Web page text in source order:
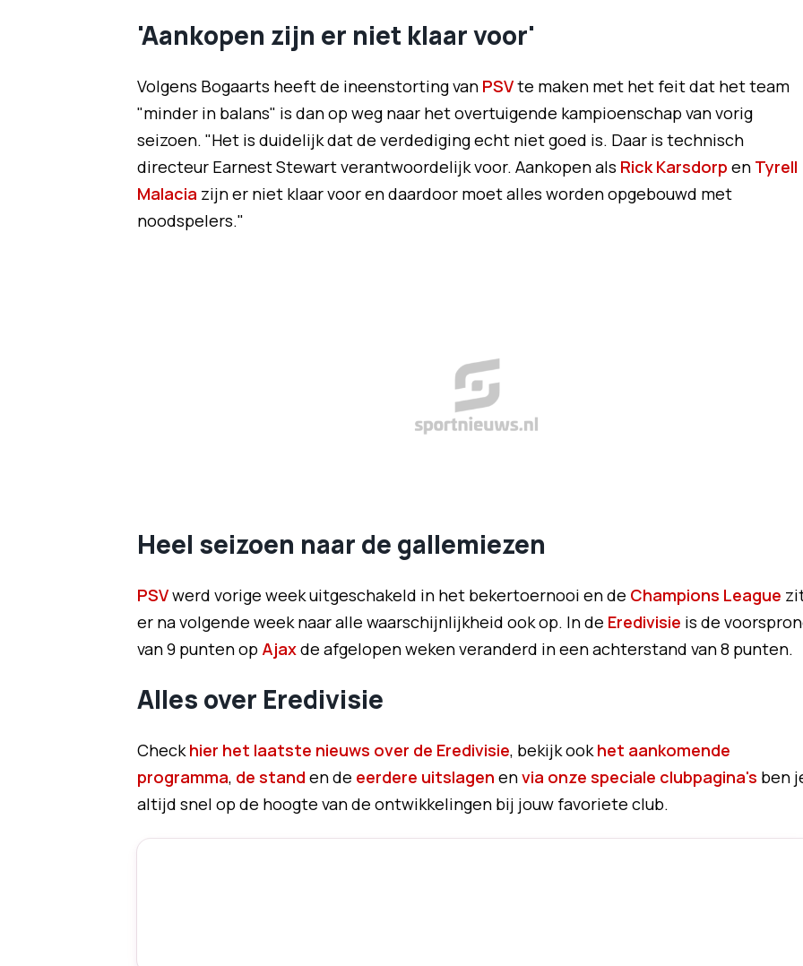
'Aankopen zijn er niet klaar voor'
Volgens Bogaarts heeft de ineenstorting van PSVte maken met het feit dat het team
"minder in balans" is dan op weg naar het overtuigende kampioenschap van vorig
seizoen. "Het is duidelijk dat de verdediging echt niet goed is. Daar is technisch
directeur Earnest Stewart verantwoordelijk voor. Aankopen als Rick Karsdorp en Tyrell
Malacia zijn er niet klaar voor en daardoor moet alles worden opgebouwd met
noodspelers."
Heel seizoen naar de gallemiezen
PSVwerd vorige week uitgeschakeld in het bekertoernooi en de Champions League
er na volgende week naar alle waarschijnlijkheid ook op. In de Eredivisie is de
van 9 punten op Ajaxde afgelopen weken veranderd in een achterstand van 8 punten.
Alles over Eredivisie
Checkhier het laatste nieuws over de Eredivisie, bekijk ookhet aankomende
programma, de stand en de eerdere uitslagen envia onze speciale clubpagina's ben
altijd snel op de hoogte van de ontwikkelingen bij jouw favoriete club.